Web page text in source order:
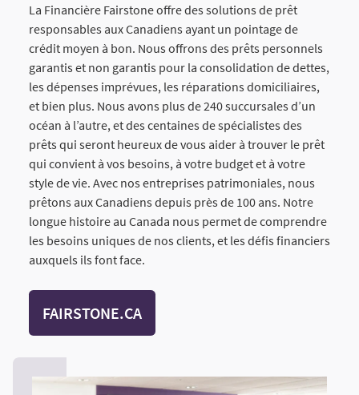
La Financière Fairstone offre des solutions de prêt
responsables aux Canadiens ayant un pointage de
crédit moyen à bon. Nous offrons des prêts personnels
garantis et non garantis pour la consolidation de dettes,
les dépenses imprévues, les réparations domiciliaires,
et bien plus. Nous avons plus de 240 succursales d’un
océan à l’autre, et des centaines de spécialistes des
prêts qui seront heureux de vous aider à trouver le prêt
qui convient à vos besoins, à votre budget et à votre
style de vie. Avec nos entreprises patrimoniales, nous
prêtons aux Canadiens depuis près de 100 ans. Notre
longue histoire au Canada nous permet de comprendre
les besoins uniques de nos clients, et les défis financiers
auxquels ils font face.
FAIRSTONE.CA